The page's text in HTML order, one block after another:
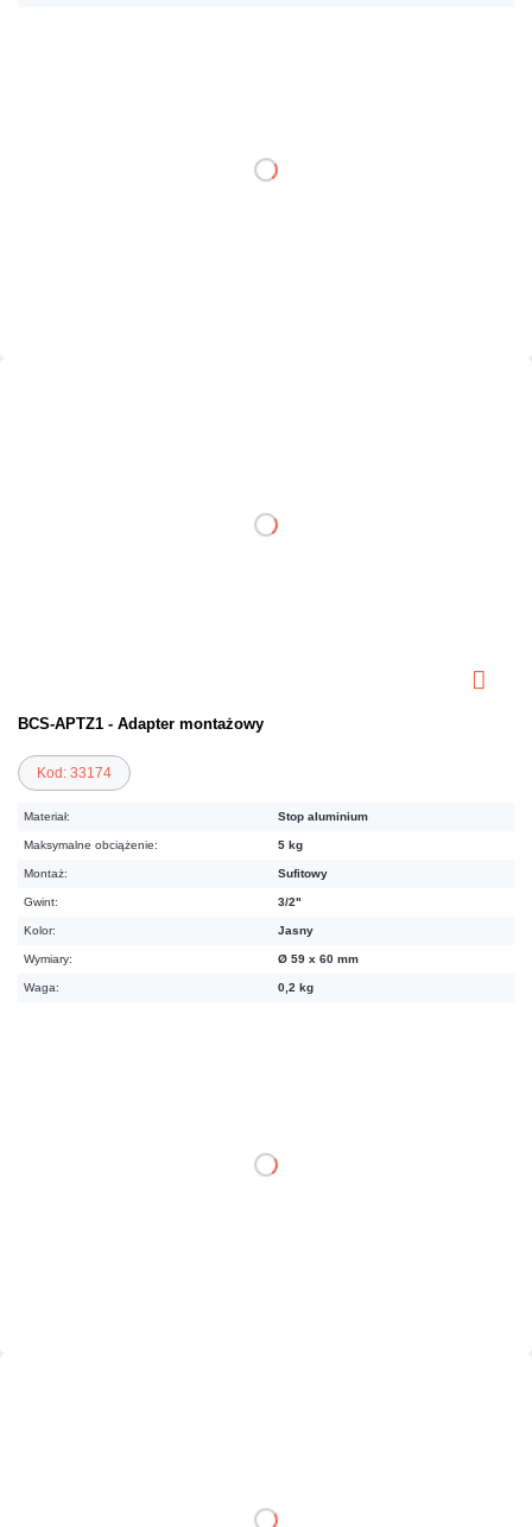
DO KOSZYKA
BCS-APTZ1 - Adapter montażowy
Kod: 33174
Materiał: Stop aluminium
Maksymalne obciążenie: 5 kg
Montaż: Sufitowy
Gwint: 3/2"
Kolor: Jasny
Wymiary: Ø 59 x 60 mm
Waga: 0,2 kg
DO KOSZYKA